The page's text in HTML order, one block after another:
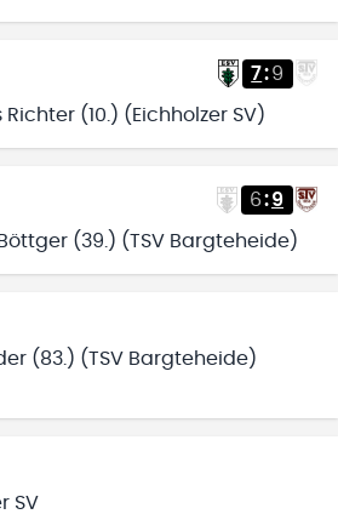
7:9
(10.) (Eichholzer SV)
6:9
(39.) (TSV Bargteheide)
(83.) (TSV Bargteheide)
SV